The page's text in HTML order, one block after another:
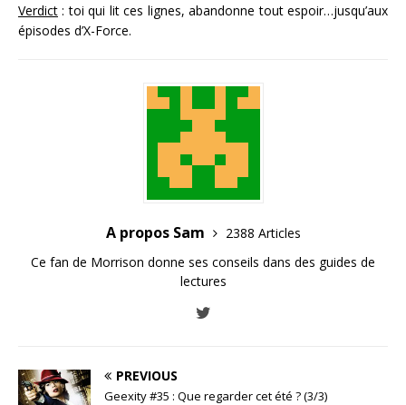
Verdict : toi qui lit ces lignes, abandonne tout espoir…jusqu’aux
épisodes d’X-Force.
A propos Sam
2388 Articles
Ce fan de Morrison donne ses conseils dans des guides de
lectures
PREVIOUS
Geexity #35 : Que regarder cet été ? (3/3)